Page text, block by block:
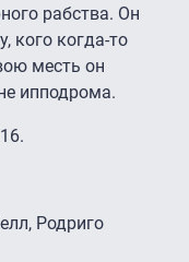
рабства. Он
кого когда-то
месть он
ипподрома.
Родриго